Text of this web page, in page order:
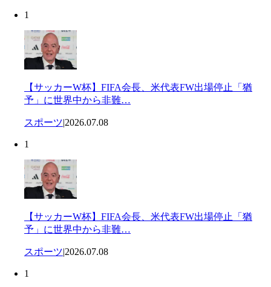
1
【サッカーW杯】FIFA会長、米代表FW出場停止「猶
予」に世界中から非難…
スポーツ|2026.07.08
1
【サッカーW杯】FIFA会長、米代表FW出場停止「猶
予」に世界中から非難…
スポーツ|2026.07.08
1